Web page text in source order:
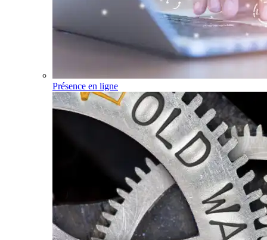
Présence en ligne